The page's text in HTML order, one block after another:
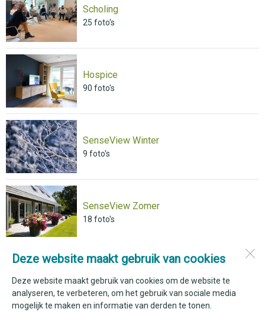
Deze website maakt gebruik van cookies
Deze website maakt gebruik van cookies om de website te
analyseren, te verbeteren, om het gebruik van sociale media
mogelijk te maken en informatie van derden te tonen.
Scholing
25 foto's
Hospice
90 foto's
SenseView Winter
9 foto's
SenseView Zomer
18 foto's
Johan Vermeerstraat 1
1741 KK
Schagen